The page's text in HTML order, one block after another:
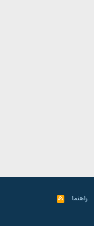
راهنما
R
S